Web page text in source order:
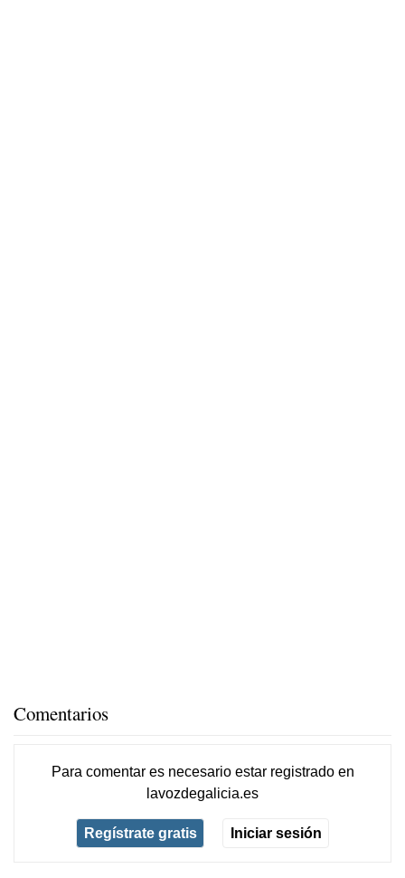
Comentarios
Para comentar es necesario estar registradoen
lavozdegalicia.es
Regístrate gratis Iniciar sesión